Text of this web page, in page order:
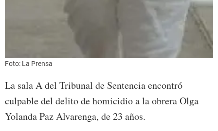
Foto: La Prensa
La sala A del Tribunal de Sentencia encontró
culpable del delito de homicidio a la obrera Olga
Yolanda Paz Alvarenga, de 23 años.